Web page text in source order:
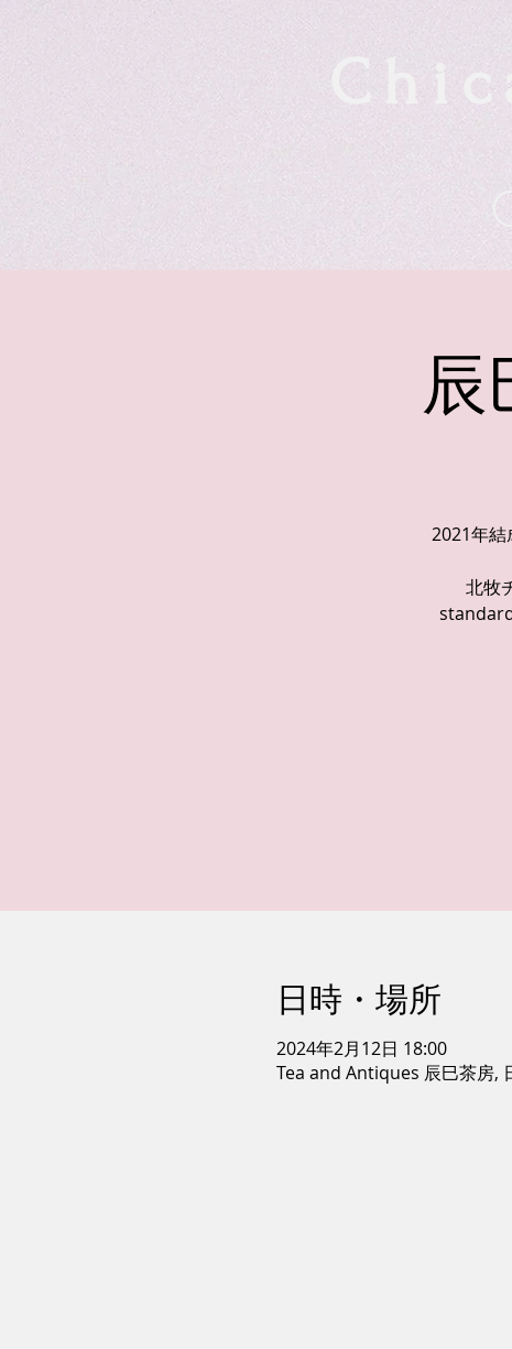
2021年結
北牧
日時・場所
2024年2月12日 18:00
Tea and Antiques 辰巳茶房,